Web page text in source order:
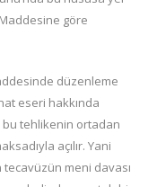
göre
düzenleme
eseri hakkında
tehlikenin ortadan
açılır. Yani
meni davası